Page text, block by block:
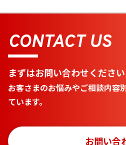
CONTACT US
まずはお問い合わせください
お客さまのお悩みやご相談内容
ています。
お問い合